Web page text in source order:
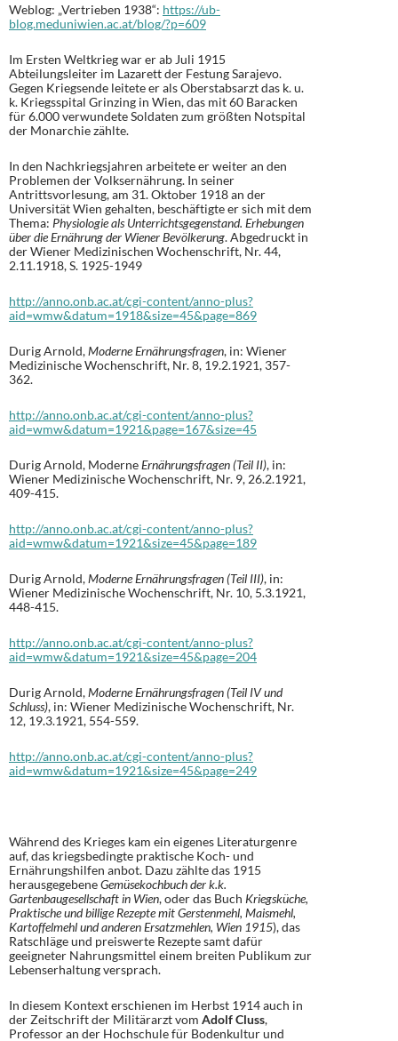
Weblog: „Vertrieben 1938“: https://ub-
blog.meduniwien.ac.at/blog/?p=609
Im Ersten Weltkrieg war er ab Juli 1915
Abteilungsleiter im Lazarett der Festung Sarajevo.
Gegen Kriegsende leitete er als Oberstabsarzt das k. u.
k. Kriegsspital Grinzing in Wien, das mit 60 Baracken
für 6.000 verwundete Soldaten zum größten Notspital
der Monarchie zählte.
In den Nachkriegsjahren arbeitete er weiter an den
Problemen der Volksernährung. In seiner
Antrittsvorlesung, am 31. Oktober 1918 an der
Universität Wien gehalten, beschäftigte er sich mit dem
Thema: Physiologie als Unterrichtsgegenstand. Erhebungen
über die Ernährung der Wiener Bevölkerung. Abgedruckt in
der Wiener Medizinischen Wochenschrift, Nr. 44,
2.11.1918, S. 1925-1949
http://anno.onb.ac.at/cgi-content/anno-plus?
aid=wmw&datum=1918&size=45&page=869
Durig Arnold,Moderne Ernährungsfragen, in: Wiener
Medizinische Wochenschrift, Nr. 8, 19.2.1921, 357-
362.
http://anno.onb.ac.at/cgi-content/anno-plus?
aid=wmw&datum=1921&page=167&size=45
Durig Arnold, ModerneErnährungsfragen (Teil II), in:
Wiener Medizinische Wochenschrift, Nr. 9, 26.2.1921,
409-415.
http://anno.onb.ac.at/cgi-content/anno-plus?
aid=wmw&datum=1921&size=45&page=189
Durig Arnold,Moderne Ernährungsfragen (Teil III), in:
Wiener Medizinische Wochenschrift, Nr. 10, 5.3.1921,
448-415.
http://anno.onb.ac.at/cgi-content/anno-plus?
aid=wmw&datum=1921&size=45&page=204
Durig Arnold,Moderne Ernährungsfragen (Teil IV und
Schluss), in: Wiener Medizinische Wochenschrift, Nr.
12, 19.3.1921, 554-559.
http://anno.onb.ac.at/cgi-content/anno-plus?
aid=wmw&datum=1921&size=45&page=249
Während des Krieges kam ein eigenes Literaturgenre
auf, das kriegsbedingte praktische Koch- und
Ernährungshilfen anbot. Dazu zählte das 1915
herausgegebeneGemüsekochbuch der k.k.
Gartenbaugesellschaft in Wien, oder das Buch Kriegsküche,
Praktische und billige Rezepte mit Gerstenmehl, Maismehl,
Kartoffelmehl und anderen Ersatzmehlen, Wien 1915), das
Ratschläge und preiswerte Rezepte samt dafür
geeigneter Nahrungsmittel einem breiten Publikum zur
Lebenserhaltung versprach.
In diesem Kontext erschienen im Herbst 1914 auch in
der Zeitschrift der Militärarzt vom Adolf Cluss,
Professor an der Hochschule für Bodenkultur und